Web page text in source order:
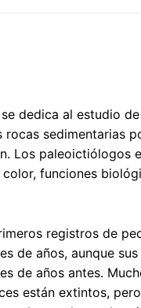
dedica al estudio
sedimentarias
Los
funciones
registros de
de años, aunque
de años antes.
están extintos,